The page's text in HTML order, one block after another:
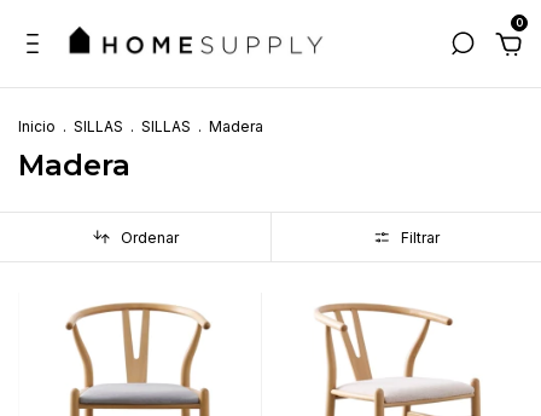
0
Inicio . SILLAS . SILLAS . Madera
Madera
Ordenar Filtrar